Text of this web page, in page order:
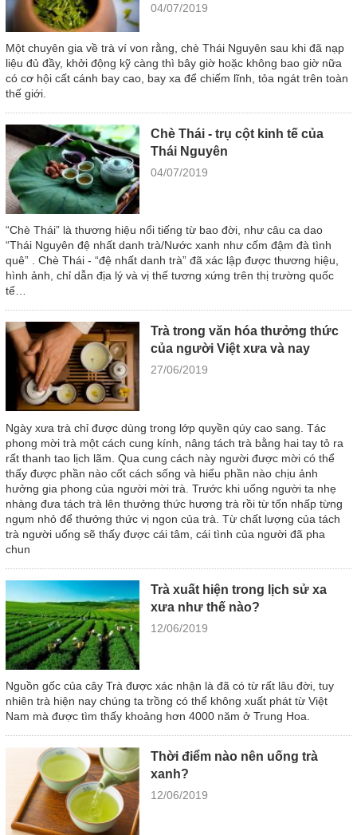
04/07/2019
Một chuyên gia về trà ví von rằng, chè Thái Nguyên sau khi đã nạp
liệu đủ đầy, khởi động kỹ càng thì bây giờ hoặc không bao giờ nữa
có cơ hội cất cánh bay cao, bay xa để chiếm lĩnh, tỏa ngát trên toàn
thế giới.
Chè Thái - trụ cột kinh tế của
Thái Nguyên
04/07/2019
“Chè Thái” là thương hiệu nổi tiếng từ bao đời, như câu ca dao
“Thái Nguyên đệ nhất danh trà/Nước xanh như cốm đậm đà tình
quê” . Chè Thái - “đệ nhất danh trà” đã xác lập được thương hiệu,
hình ảnh, chỉ dẫn địa lý và vị thế tương xứng trên thị trường quốc
tế…
Trà trong văn hóa thưởng thức
của người Việt xưa và nay
27/06/2019
Ngày xưa trà chỉ được dùng trong lớp quyền qúy cao sang. Tác
phong mời trà một cách cung kính, nâng tách trà bằng hai tay tỏ ra
rất thanh tao lịch lãm. Qua cung cách này người được mời có thể
thấy được phần nào cốt cách sống và hiểu phần nào chịu ảnh
hưởng gia phong của người mời trà. Trước khi uống người ta nhẹ
nhàng đưa tách trà lên thưởng thức hương trà rồi từ tốn nhấp từng
ngụm nhỏ để thưởng thức vị ngon của trà. Từ chất lượng của tách
trà người uống sẽ thấy được cái tâm, cái tình của người đã pha
chun
Trà xuất hiện trong lịch sử xa
xưa như thế nào?
12/06/2019
Nguồn gốc của cây Trà được xác nhận là đã có từ rất lâu đời, tuy
nhiên trà hiện nay chúng ta trồng có thể không xuất phát từ Việt
Nam mà được tìm thấy khoảng hơn 4000 năm ở Trung Hoa.
Thời điểm nào nên uống trà
xanh?
12/06/2019